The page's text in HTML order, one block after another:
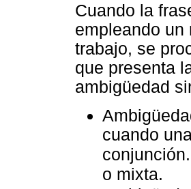
Cuando la
empleando un
trabajo, se
que presenta
ambigüedad
cuando
o mixta.